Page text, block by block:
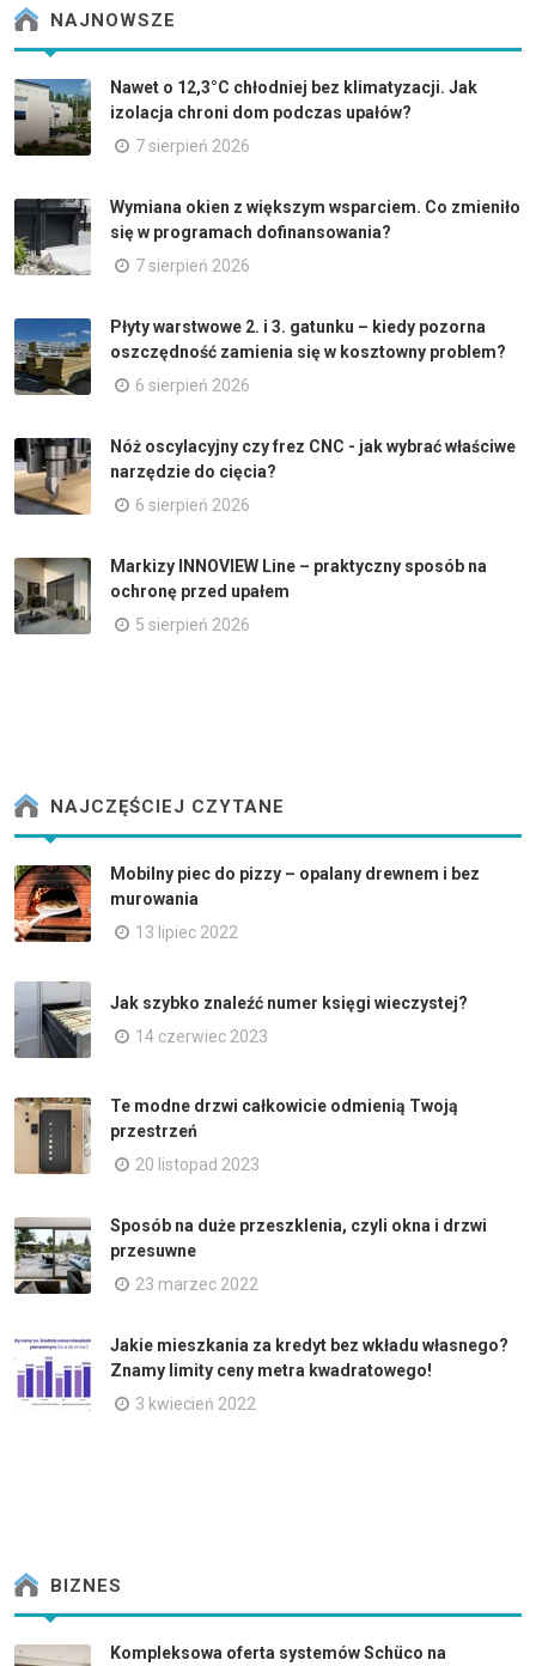
NAJNOWSZE
Nawet o 12,3°C chłodniej bez klimatyzacji. Jak
izolacja chroni dom podczas upałów?
7 sierpień 2026
Wymiana okien z większym wsparciem. Co zmieniło
się w programach dofinansowania?
7 sierpień 2026
Płyty warstwowe 2. i 3. gatunku – kiedy pozorna
oszczędność zamienia się w kosztowny problem?
6 sierpień 2026
Nóż oscylacyjny czy frez CNC - jak wybrać właściwe
narzędzie do cięcia?
6 sierpień 2026
Markizy INNOVIEW Line – praktyczny sposób na
ochronę przed upałem
5 sierpień 2026
NAJCZĘŚCIEJ CZYTANE
Mobilny piec do pizzy – opalany drewnem i bez
murowania
13 lipiec 2022
Jak szybko znaleźć numer księgi wieczystej?
14 czerwiec 2023
Te modne drzwi całkowicie odmienią Twoją
przestrzeń
20 listopad 2023
Sposób na duże przeszklenia, czyli okna i drzwi
przesuwne
23 marzec 2022
Jakie mieszkania za kredyt bez wkładu własnego?
Znamy limity ceny metra kwadratowego!
3 kwiecień 2022
BIZNES
Kompleksowa oferta systemów Schüco na